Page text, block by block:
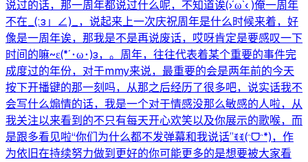
说过的话，那一周年都说过什么呢，不知道诶(›´ω`‹ )俺一周年
不在_(:з」∠)_，说起来上一次庆祝周年是什么时候来着，好
像是一周年诶，那我是不是再说废话，哎呀肯定是要感叹一下
时间的嘛~ε(*´･ω･)з，。周年，往往代表着某个重要的事件完
成度过的年份，对于mmy来说，最重要的会是两年前的今天
按下开播键的那一刻吗，从那之后经历了很多吧，说实话我不
会写什么煽情的话，我是一个对于情感没那么敏感的人啦，从
我关注以来看到的不只有每天开心欢笑以及你展示的歌喉，而
是跟多看见啦“你们为什么都不发弹幕和我说话”ꉂꉂ(ᵔᗜᵔ*)，作
为依旧在持续努力做到更好的你可能更多的是想要被大家看